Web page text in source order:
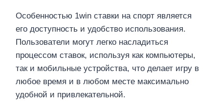
Особенностью 1win ставки на спорт является
его доступность и удобство использования.
Пользователи могут легко насладиться
процессом ставок, используя как компьютеры,
так и мобильные устройства, что делает игру в
любое время и в любом месте максимально
удобной и привлекательной.